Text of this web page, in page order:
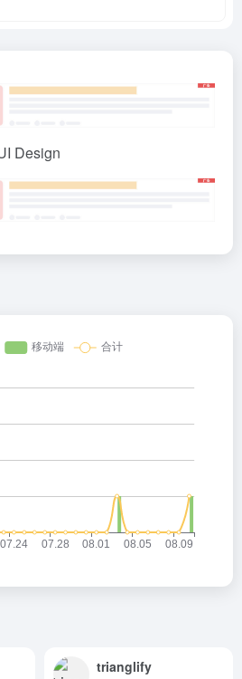
Design
trianglify